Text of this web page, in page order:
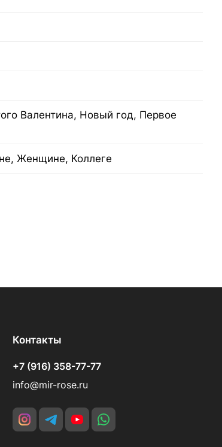
Валентина, Новый год, Первое
Женщине, Коллеге
Контакты
+7 (916) 358-77-77
info@mir-rose.ru